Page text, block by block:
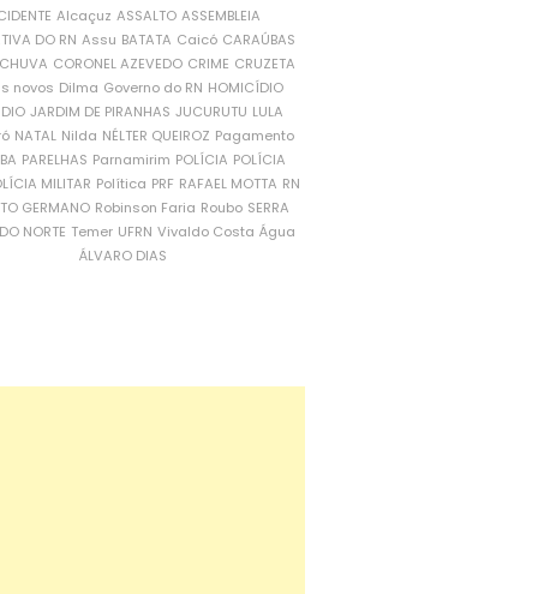
Alcaçuz ASSALTO ASSEMBLEIA
DO RN Assu BATATA Caicó CARAÚBAS
CORONEL AZEVEDO CRIME CRUZETA
novos Dilma Governo do RN HOMICÍDIO
JARDIM DE PIRANHAS JUCURUTU LULA
NATAL Nilda NÉLTER QUEIROZ Pagamento
PARELHAS Parnamirim POLÍCIA POLÍCIA
MILITAR Política PRF RAFAEL MOTTA RN
GERMANO Robinson Faria Roubo SERRA
NORTE Temer UFRN Vivaldo Costa Água
ÁLVARO DIAS